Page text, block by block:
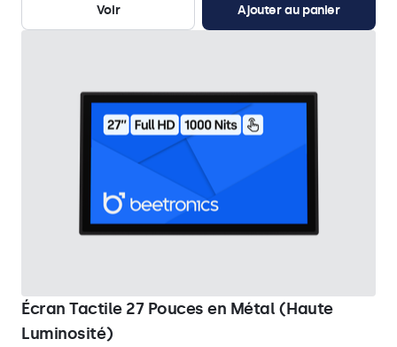
Voir Ajouter au panier
Écran Tactile 27 Pouces en Métal (Haute
Luminosité)